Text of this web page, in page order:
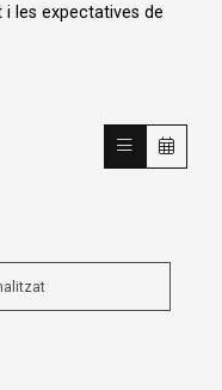
les expectatives de